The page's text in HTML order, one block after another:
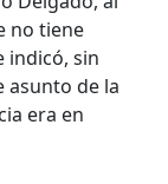
no tiene
indicó, sin
asunto de la
era en